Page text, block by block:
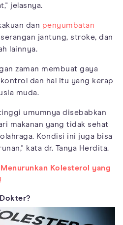
jelasnya.
dan penyumbatan
serangan jantung, stroke, dan
lainnya.
zaman membuat gaya
dan hal itu yang kerap
muda.
umumnya disebabkan
makanan yang tidak sehat
Kondisi ini juga bisa
kata dr. Tanya Herdita.
Kolesterol yang